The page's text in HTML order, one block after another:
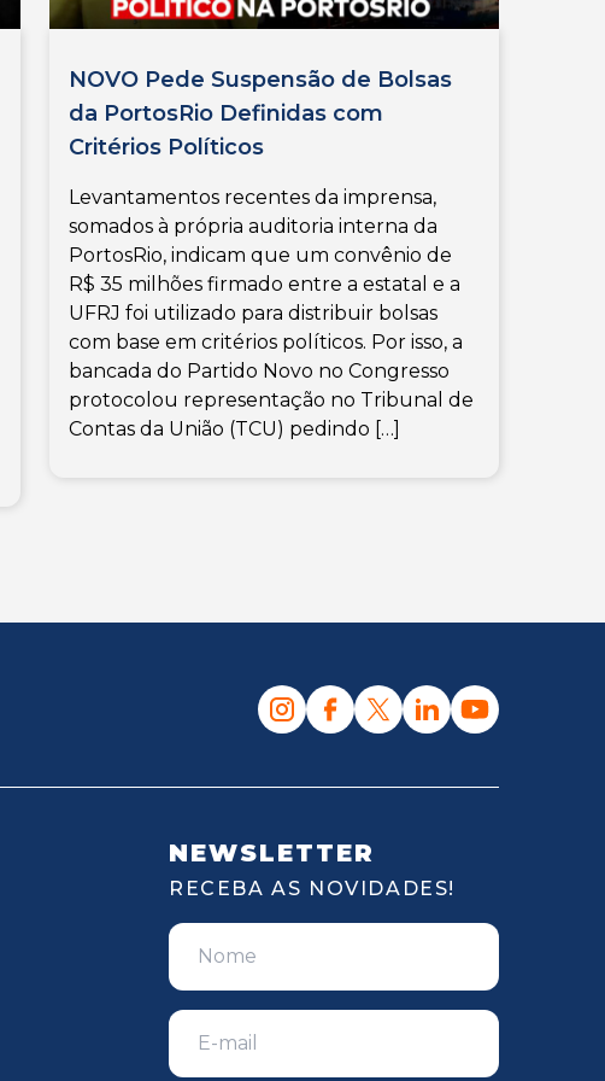
NOVO Pede Suspensão de Bolsas
da PortosRio Definidas com
Critérios Políticos
Levantamentos recentes da imprensa,
somados à própria auditoria interna da
PortosRio, indicam que um convênio de
R$ 35 milhões firmado entre a estatal e a
UFRJ foi utilizado para distribuir bolsas
com base em critérios políticos. Por isso, a
bancada do Partido Novo no Congresso
protocolou representação no Tribunal de
Contas da União (TCU) pedindo […]
NEWSLETTER
RECEBA AS NOVIDADES!